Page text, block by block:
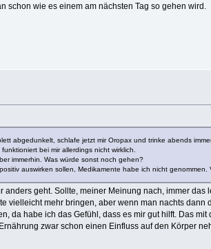
schon wie es einem am nächsten Tag so gehen wird.
abgedunkelt, schlafe jetzt mir Oropax und trinke abends
bei mir allerdings nicht wirklich.
immerhin. Was würde sonst noch gehen?
auswirken sollen, Medikamente habe ich nicht genommen.
geht. Sollte, meiner Meinung nach, immer das
vielleicht mehr bringen, aber wenn man nachts dann
da habe ich das Gefühl, dass es mir gut hilft. Das
zwar schon einen Einfluss auf den Körper